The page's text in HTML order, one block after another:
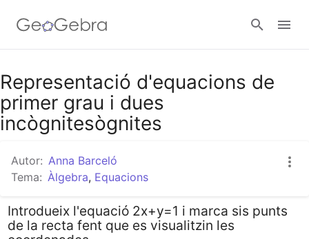
Google Classroom
Aula GeoGebra
Valideu-vos
Representació d'equacions de
primer grau i dues
incògnitesògnites
Autor: Anna Barceló
Tema: Àlgebra, Equacions
Introdueix l'equació 2x+y=1 i marca sis punts
de la recta fent que es visualitzin les